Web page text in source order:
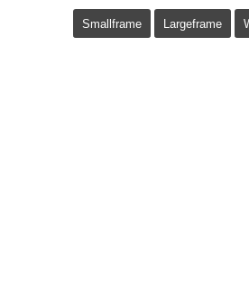
Smallframe Largeframe